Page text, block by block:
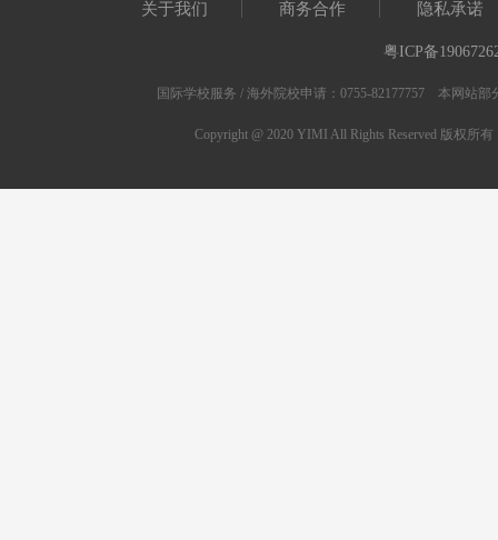
关于我们 商务合作 隐私承诺
粤ICP备
国际学校服务 / 海外院校申请：0755-82177757 本网站
Copyright @ 2020 YIMI All Rights Reserved 版权所